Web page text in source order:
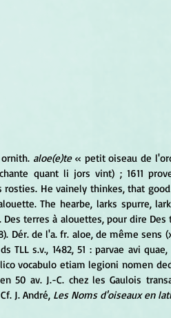
aloe(e)te « petit oiseau de
quant li jors vint) ; 1611
The hearbe, larks spurre,
Des terres à alouettes, pour dire
Dér. de l'a. fr. aloe, de même sens
ds TLL s.v., 1482, 51 : parvae avi
vocabulo etiam legioni nomen
50 av. J.-C. chez les Gaulois
J. André, Les Noms d'oiseaux en